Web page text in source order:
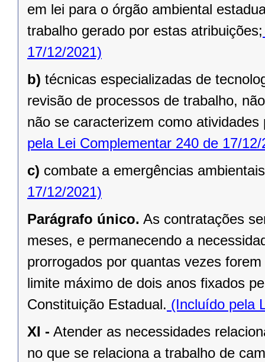
em lei para o órgão ambiental
trabalho gerado por estas atribuições;
17/12/2021)
b) técnicas especializadas de
revisão de processos de trabalho,
não se caracterizem como
pela Lei Complementar 240 de 17/12/
c) combate a emergências
17/12/2021)
Parágrafo único. As contratações
meses, e permanecendo a
prorrogados por quantas vezes
limite máximo de dois anos fixados
Constituição Estadual. (Incluído pela
XI - Atender as necessidades
no que se relaciona a trabalho de